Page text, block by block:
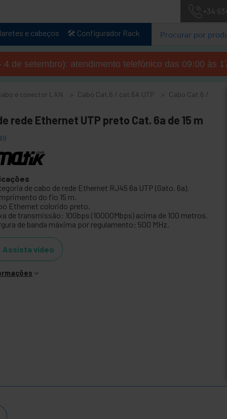
+34
e cabeços 🛠️ Configurador Rack
de setembro): atendimento telefónico das 09:00 às
e conector LAN Cabo Cat.6 / cat.6A UTP
Cabo Cat 6 /
rede Ethernet UTP preto Cat. 6a de 15 m
de cabo de rede Ethernet RJ45 6a UTP (Gato. 6a).
do fio 15 m.
Ethernet colorido preto.
de transmissão: 10Gbps (10000Mbps) acima de 100 metros.
de banda máxima por regulamento: 500 MHz.
Assista vídeo